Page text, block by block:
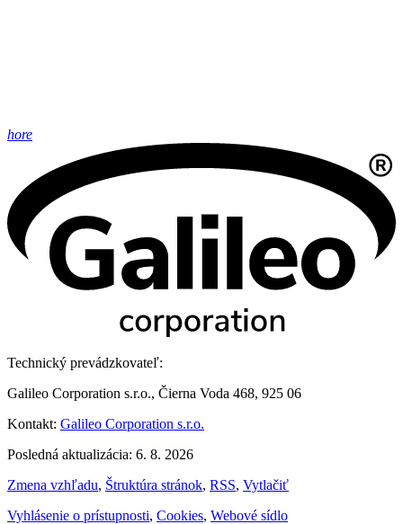
hore
Technický prevádzkovateľ:
Galileo Corporation s.r.o., Čierna Voda 468, 925 06
Kontakt: Galileo Corporation s.r.o.
Posledná aktualizácia: 6. 8. 2026
Zmena vzhľadu, Štruktúra stránok, RSS, Vytlačiť
Vyhlásenie o prístupnosti, Cookies, Webové sídlo